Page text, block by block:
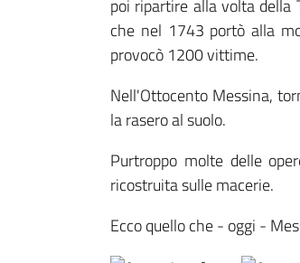
poi ripartire alla volta della
che nel 1743 portò alla
provocò 1200 vittime.
Nell'Ottocento Messina,
la rasero al suolo.
Purtroppo molte delle
ricostruita sulle macerie.
Ecco quello che - oggi -